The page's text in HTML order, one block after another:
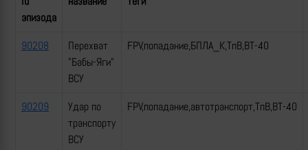
эпизода
90208
Перехват
"Бабы-Яги"
ВСУ
FPV,попадание,БПЛА_К,ТпВ,ВТ-40
90209
Удар по
транспорту
ВСУ
FPV,попадание,автотранспорт,ТпВ,ВТ-40